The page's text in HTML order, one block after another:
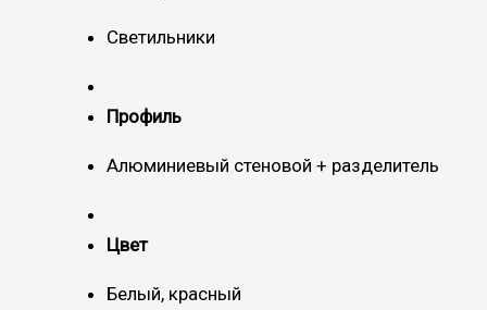
Светильники
Профиль
Алюминиевый стеновой + разделитель
Цвет
Белый, красный